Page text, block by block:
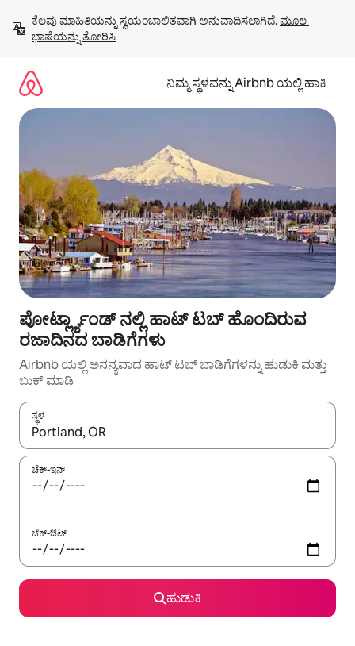
ಹೋಗಿ
ಕೆಲವು ಮಾಹಿತಿಯನ್ನು ಸ್ವಯಂಚಾಲಿತವಾಗಿ ಅನುವಾದಿಸಲಾಗಿದೆ. ಮೂಲ
ಭಾಷೆಯನ್ನು ತೋರಿಸಿ
ನಿಮ್ಮ ಸ್ಥಳವನ್ನು Airbnb ಯಲ್ಲಿ ಹಾಕಿ
ಪೋರ್ಟ್ಲ್ಯಾಂಡ್ ನಲ್ಲಿ ಹಾಟ್ ಟಬ್ ಹೊಂದಿರುವ
ರಜಾದಿನದ ಬಾಡಿಗೆಗಳು
Airbnb ಯಲ್ಲಿ ಅನನ್ಯವಾದ ಹಾಟ್ ‌ಟಬ್ ಬಾಡಿಗೆಗಳನ್ನು ಹುಡುಕಿ ಮತ್ತು
ಬುಕ್ ಮಾಡಿ
ಸ್ಥಳ
ಫಲಿತಾಂಶಗಳು ಲಭ್ಯವಿರುವಾಗ, ಅಪ್ ಮತ್ತು ಡೌನ್ ಬಾಣದ ಕೀಲಿಗಳೊಂದಿಗೆ
ಚೆಕ್-ಇನ್
ಚೆಕ್-ಔಟ್
ಹುಡುಕಿ